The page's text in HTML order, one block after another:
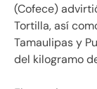
(Cofece)
Tortilla, así
Tamaulipas y
del kilogramo